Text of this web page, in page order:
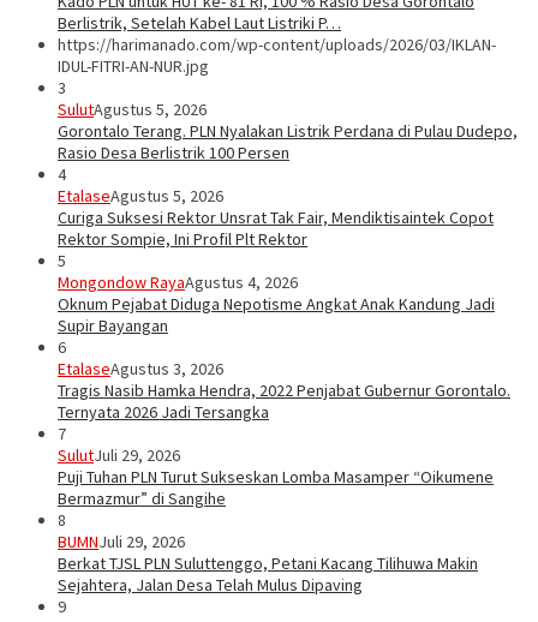
Berlistrik, Setelah Kabel Laut Listriki P…
https://harimanado.com/wp-content/uploads/2026/03/IKLAN-
IDUL-FITRI-AN-NUR.jpg
3
SulutAgustus 5, 2026
Gorontalo Terang. PLN Nyalakan Listrik Perdana di Pulau Dudepo,
Rasio Desa Berlistrik 100 Persen
4
EtalaseAgustus 5, 2026
Curiga Suksesi Rektor Unsrat Tak Fair, Mendiktisaintek Copot
Rektor Sompie, Ini Profil Plt Rektor
5
Mongondow RayaAgustus 4, 2026
Oknum Pejabat Diduga Nepotisme Angkat Anak Kandung Jadi
Supir Bayangan
6
EtalaseAgustus 3, 2026
Tragis Nasib Hamka Hendra, 2022 Penjabat Gubernur Gorontalo.
Ternyata 2026 Jadi Tersangka
7
SulutJuli 29, 2026
Puji Tuhan PLN Turut Sukseskan Lomba Masamper “Oikumene
Bermazmur” di Sangihe
8
BUMNJuli 29, 2026
Berkat TJSL PLN Suluttenggo, Petani Kacang Tilihuwa Makin
Sejahtera, Jalan Desa Telah Mulus Dipaving
9